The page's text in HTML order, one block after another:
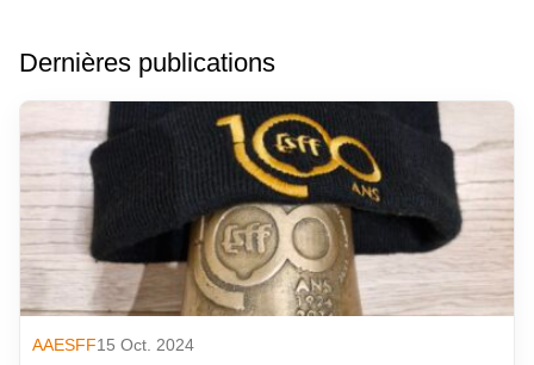
Dernières publications
AAESFF15 Oct. 2024